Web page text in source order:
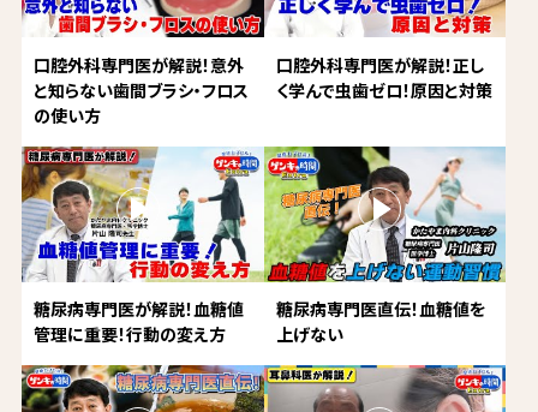
口腔外科専門医が解説！意外
と知らない歯間ブラシ・フロス
の使い方
口腔外科専門医が解説！正し
く学んで虫歯ゼロ！原因と対策
糖尿病専門医が解説！血糖値
管理に重要！行動の変え方
糖尿病専門医直伝！血糖値を
上げない